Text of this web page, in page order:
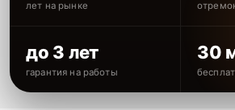
лет на рынке
до 3 лет
гарантия на работы
30